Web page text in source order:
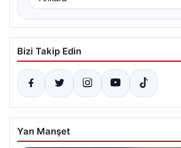
Bizi Takip Edin
Yan Manşet